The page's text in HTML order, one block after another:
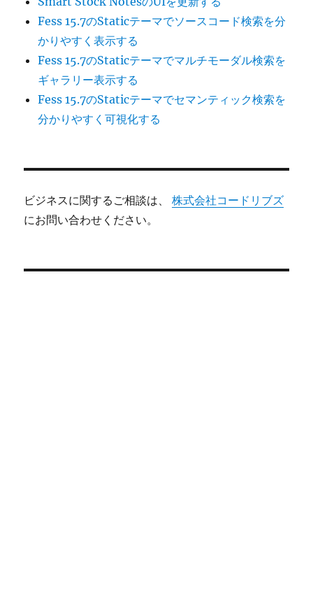
Fess 15.7のStaticテーマでソースコード検索を分
かりやすく表示する
Fess 15.7のStaticテーマでマルチモーダル検索を
ギャラリー表示する
Fess 15.7のStaticテーマでセマンティック検索を
分かりやすく可視化する
ビジネスに関するご相談は、株式会社コードリブズ
にお問い合わせください。